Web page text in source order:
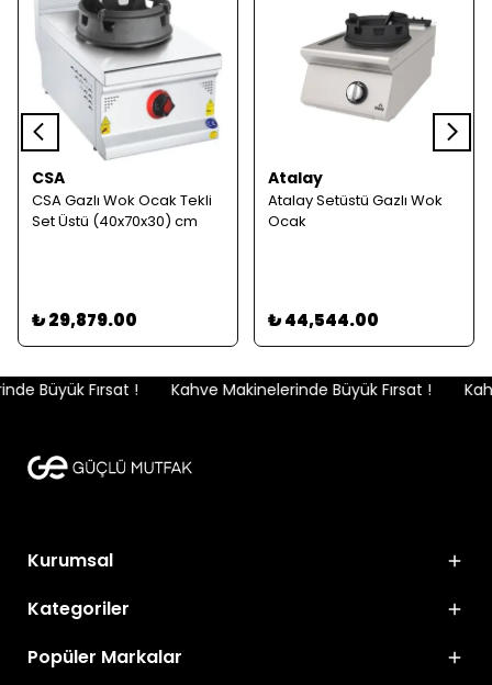
CSA
CSA Gazlı Wok Ocak Tekli
Set Üstü (40x70x30) cm
₺ 29,879.00
Atalay
Atalay Setüstü Gazlı Wok
Ocak
₺ 44,544.00
Büyük Fırsat ! Kahve Makinelerinde Büyük Fırsat !
Kurumsal
Kategoriler
Popüler Markalar